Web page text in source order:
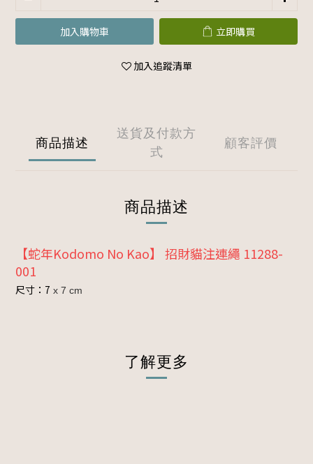
加入購物車 立即購買
加入追蹤清單
商品描述
送貨及付款方
式
顧客評價
商品描述
【蛇年Kodomo No Kao】 招財貓注連繩 11288-
001
尺寸：7 x 7 cm
了解更多